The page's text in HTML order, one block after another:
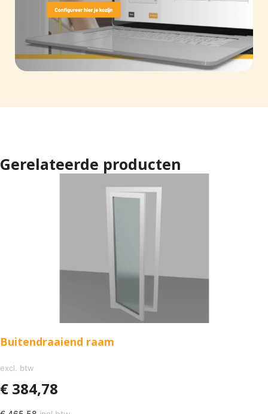
Gerelateerde producten
Buitendraaiend raam
excl. btw
€ 384,78